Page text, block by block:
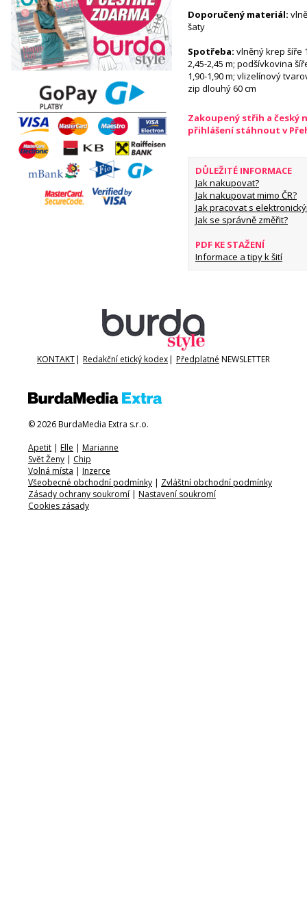
Doporučený materiál:
šaty
Spotřeba: vlněný krep šíře
2,45-2,45 m; podšívkovina
1,90-1,90 m; vlizelínový
zip dlouhý 60 cm
Zakoupený střih a český
přihlášení stáhnout v
DŮLEŽITÉ INFORMACE
Jak nakupovat?
Jak nakupovat mimo ČR?
Jak pracovat s
Jak se správně změřit?
PDF KE STAŽENÍ
Informace a tipy k šití
KONTAKT| Redakční etický kodex| Předplatné NEWSLETTER
© 2026 BurdaMedia Extra s.r.o.
Apetit | Elle | Marianne
Svět Ženy | Chip
Volná místa | Inzerce
Všeobecné obchodní podmínky | Zvláštní obchodní podmínky
Zásady ochrany soukromí | Nastavení soukromí
Cookies zásady